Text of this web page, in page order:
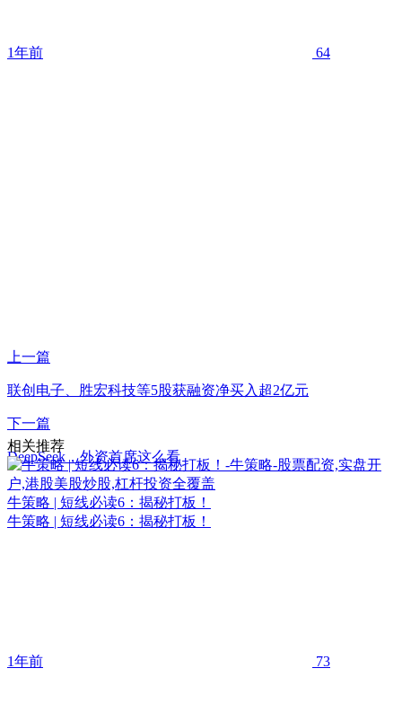
1年前 64
上一篇
联创电子、胜宏科技等5股获融资净买入超2亿元
下一篇
DeepSeek，外资首席这么看
相关推荐
牛策略 | 短线必读6：揭秘打板！
牛策略 | 短线必读6：揭秘打板！
1年前 73